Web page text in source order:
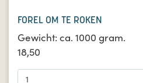
FOREL OM TE ROKEN
Gewicht: ca. 1000 gram.
18,50